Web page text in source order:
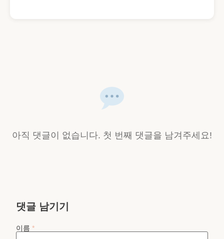
아직 댓글이 없습니다. 첫 번째 댓글을 남겨주세요!
댓글 남기기
이름 *